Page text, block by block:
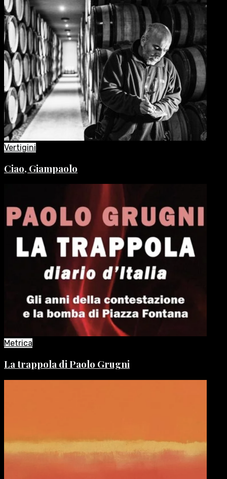
Vertigini
Ciao, Giampaolo
Metrica
La trappola di Paolo Grugni